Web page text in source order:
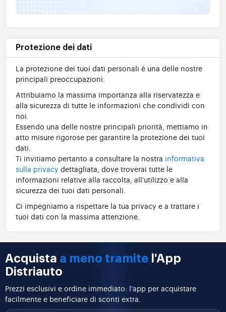
Protezione dei dati
La protezione dei tuoi dati personali è una delle nostre
principali preoccupazioni.
Attribuiamo la massima importanza alla riservatezza e
alla sicurezza di tutte le informazioni che condividi con
noi.
Essendo una delle nostre principali priorità, mettiamo in
atto misure rigorose per garantire la protezione dei tuoi
dati.
Ti invitiamo pertanto a consultare la nostra informativa
sulla privacy dettagliata, dove troverai tutte le
informazioni relative alla raccolta, all'utilizzo e alla
sicurezza dei tuoi dati personali.
Ci impegniamo a rispettare la tua privacy e a trattare i
tuoi dati con la massima attenzione.
Acquista a meno tramite l'App
Distriauto
Prezzi esclusivi e ordine immediato: l’app per acquistare
facilmente e beneficiare di sconti extra.